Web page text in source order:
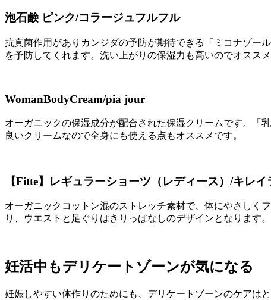
泡石鹸 ピンク/コラージュフルフル
抗真菌作用がありカンジダの予防が期待できる「ミコナゾー
を予防してくれます。洗い上がりの保湿力も高いのでオススメ
WomanBodyCream/pia jour
オーガニックの保湿成分が配合された保湿クリームです。「
良いクリームなので全身にも使える点もオススメです。
【Fitte】レギュラーショーツ（レディース）/キレイ
オーガニックコットン混のストレッチ素材で、体にやさしく
り、ウエストと足ぐりはきりっぱなしのデザインとなります。
妊活中もデリケートゾーンが気になる
妊娠しやすい体作りのためにも、デリケートゾーンのケアは